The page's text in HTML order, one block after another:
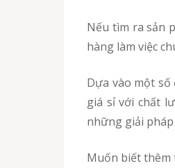
Nếu tìm ra sản phẩm bị lỗi, bên Chacavungtau sẽ chịu trách nhiệm hoàn tiền hoặc đổi sản phẩm cho khách hàng. Với thái độ của nhân viên bán
hàng làm việc
Dựa vào một số điểm nổi bật mà Chacavungtau sở hữu, chắc chắn sẽ là đối tác kinh doanh tin cậy mà bạn nên cân nhắc để mua cá chả Cao Bằng
giá sỉ với chất
những giải
Muốn biết